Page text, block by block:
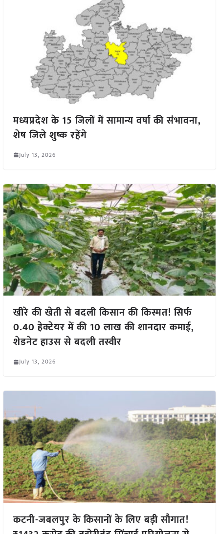
मध्यप्रदेश के 15 जिलों में सामान्य वर्षा की संभावना,
शेष जिले शुष्क रहेंगे
July 13, 2026
खीरे की खेती से बदली किसान की किस्मत! सिर्फ
0.40 हेक्टेयर में की 10 लाख की शानदार कमाई,
शेडनेट हाउस से बदली तस्वीर
July 13, 2026
कटनी-जबलपुर के किसानों के लिए बड़ी सौगात!